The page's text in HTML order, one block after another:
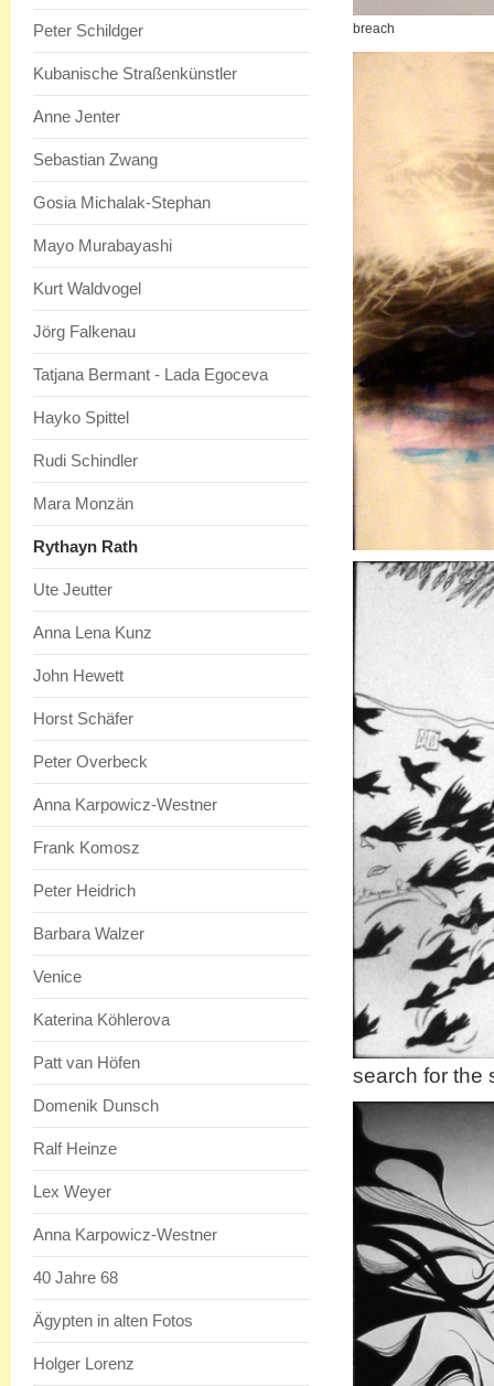
Peter Schildger
Kubanische Straßenkünstler
Anne Jenter
Sebastian Zwang
Gosia Michalak-Stephan
Mayo Murabayashi
Kurt Waldvogel
Jörg Falkenau
Tatjana Bermant - Lada Egoceva
Hayko Spittel
Rudi Schindler
Mara Monzän
Rythayn Rath
Ute Jeutter
Anna Lena Kunz
John Hewett
Horst Schäfer
Peter Overbeck
Anna Karpowicz-Westner
Frank Komosz
Peter Heidrich
Barbara Walzer
Venice
Katerina Köhlerova
Patt van Höfen
Domenik Dunsch
Ralf Heinze
Lex Weyer
Anna Karpowicz-Westner
40 Jahre 68
Ägypten in alten Fotos
Holger Lorenz
breach
search for the